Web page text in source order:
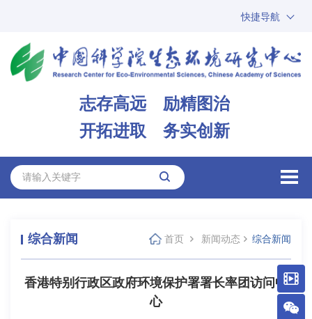
快捷导航
ARP
邮箱
志存高远 励精图治
开拓进取 务实创新
综合新闻 首页 新闻动态 综合新闻
香港特别行政区政府环境保护署署长率团访问中
心